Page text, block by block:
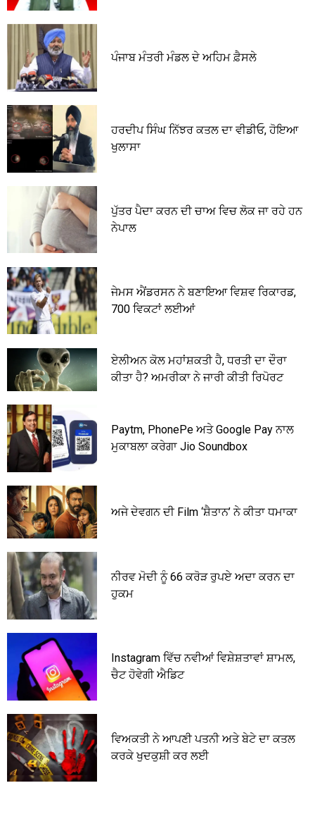
ਪੰਜਾਬ ਮੰਤਰੀ ਮੰਡਲ ਦੇ ਅਹਿਮ ਫ਼ੈਸਲੇ
ਹਰਦੀਪ ਸਿੰਘ ਨਿੱਝਰ ਕਤਲ ਦਾ ਵੀਡੀਓ, ਹੋਇਆ
ਖੁਲਾਸਾ
ਪੁੱਤਰ ਪੈਦਾ ਕਰਨ ਦੀ ਚਾਅ ਵਿਚ ਲੋਕ ਜਾ ਰਹੇ ਹਨ
ਨੇਪਾਲ
ਜੇਮਸ ਐਂਡਰਸਨ ਨੇ ਬਣਾਇਆ ਵਿਸ਼ਵ ਰਿਕਾਰਡ,
700 ਵਿਕਟਾਂ ਲਈਆਂ
ਏਲੀਅਨ ਕੋਲ ਮਹਾਂਸ਼ਕਤੀ ਹੈ, ਧਰਤੀ ਦਾ ਦੌਰਾ
ਕੀਤਾ ਹੈ? ਅਮਰੀਕਾ ਨੇ ਜਾਰੀ ਕੀਤੀ ਰਿਪੋਰਟ
Paytm, PhonePe ਅਤੇ Google Pay ਨਾਲ
ਮੁਕਾਬਲਾ ਕਰੇਗਾ Jio Soundbox
ਅਜੇ ਦੇਵਗਨ ਦੀ Film ‘ਸ਼ੈਤਾਨ’ ਨੇ ਕੀਤਾ ਧਮਾਕਾ
ਨੀਰਵ ਮੋਦੀ ਨੂੰ 66 ਕਰੋੜ ਰੁਪਏ ਅਦਾ ਕਰਨ ਦਾ
ਹੁਕਮ
Instagram ਵਿੱਚ ਨਵੀਆਂ ਵਿਸ਼ੇਸ਼ਤਾਵਾਂ ਸ਼ਾਮਲ,
ਚੈਟ ਹੋਵੇਗੀ ਐਡਿਟ
ਵਿਅਕਤੀ ਨੇ ਆਪਣੀ ਪਤਨੀ ਅਤੇ ਬੇਟੇ ਦਾ ਕਤਲ
ਕਰਕੇ ਖੁਦਕੁਸ਼ੀ ਕਰ ਲਈ